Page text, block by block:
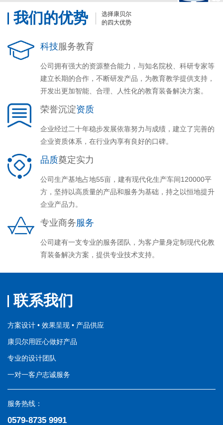
我们的优势
选择康贝尔
的四大优势
科技服务教育
公司拥有强大的资源整合能力，与知名院校、科研专家等
建立长期的合作，不断研发产品，为教育教学提供支持，
开发出更加智能、合理、人性化的教育装备解决方案。
荣誉沉淀资质
企业经过二十年稳步发展依靠努力与成绩，建立了完善的
企业资质体系，在行业內享有良好的口碑。
品质奠定实力
公司生产基地占地55亩，建有现代化生产车间120000平
方，坚持以高质量的产品和服务为基础，持之以恒地提升
企业产品力。
专业商务服务
公司建有一支专业的服务团队，为客户量身定制现代化教
育装备解决方案，提供专业技术支持。
联系我们
方案设计 • 效果呈现 • 产品供应
康贝尔用匠心做好产品
专业的设计团队
一对一客户志诚服务
服务热线：
0579-8735 9991